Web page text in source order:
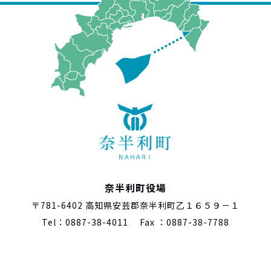
奈半利町役場
〒781-6402 高知県安芸郡奈半利町乙１６５９－１
Tel：0887-38-4011 Fax ：0887-38-7788